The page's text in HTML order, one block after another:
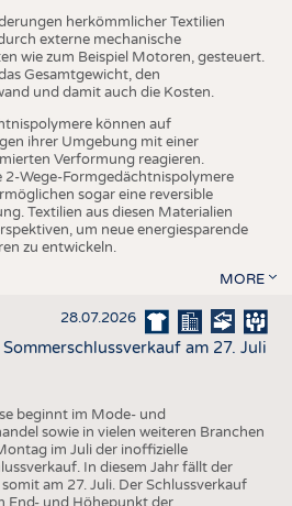
herkömmlicher Textilien
externe mechanische
wie zum Beispiel Motoren, gesteuert.
Gesamtgewicht, den
und damit auch die Kosten.
können auf
ihrer Umgebung mit einer
Verformung reagieren.
2-Wege-Formgedächtnispolymere
sogar eine reversible
Textilien aus diesen Materialien
um neue energiesparende
zu entwickeln.
MORE
28.07.2026
Sommerschlussverkauf am 27. Juli
beginnt im Mode- und
sowie in vielen weiteren Branchen
im Juli der inoffizielle
In diesem Jahr fällt der
am 27. Juli. Der Schlussverkauf